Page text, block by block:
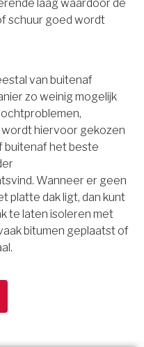
laag waardoor de
schuur goed wordt
van buitenaf
zo weinig mogelijk
hiervoor gekozen
buitenaf het beste
Wanneer er geen
platte dak ligt, dan kunt
te laten isoleren met
bitumen geplaatst of